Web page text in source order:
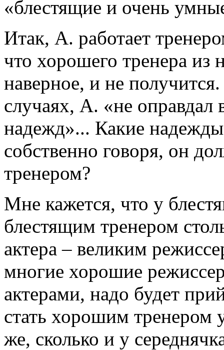
«блестящие и очень
Итак, А. работает
что хорошего тренера из
наверное, и не
случаях, А. «не оправдал
надежд»... Какие
собственно говоря, он
тренером?
Мне кажется, что у
блестящим тренером
актера – великим
многие хорошие
актерами, надо будет
стать хорошим тренером
же, сколько и у